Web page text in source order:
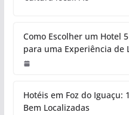
Como Escolher um Hotel
para uma Experiência de
Hotéis em Foz do Iguaçu:
Bem Localizadas